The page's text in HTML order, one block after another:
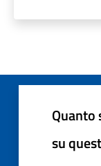
Quanto
su